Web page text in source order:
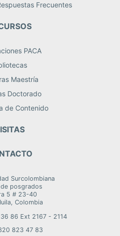
Frecuentes
PACA
Maestría
Doctorado
de Contenido
Surcolombiana
posgrados
5 # 23-40
Colombia
86 Ext 2167 - 2114
823 47 83